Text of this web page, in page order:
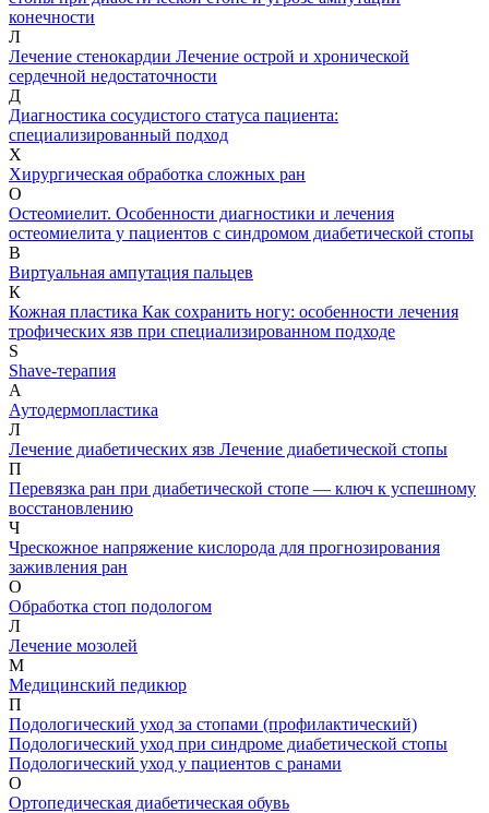
конечности
Л
Лечение стенокардии Лечение острой и хронической
сердечной недостаточности
Д
Диагностика сосудистого статуса пациента:
специализированный подход
Х
Хирургическая обработка сложных ран
О
Остеомиелит. Особенности диагностики и лечения
остеомиелита у пациентов с синдромом диабетической стопы
В
Виртуальная ампутация пальцев
К
Кожная пластика Как сохранить ногу: особенности лечения
трофических язв при специализированном подходе
S
Shave-терапия
А
Аутодермопластика
Л
Лечение диабетических язв Лечение диабетической стопы
П
Перевязка ран при диабетической стопе — ключ к успешному
восстановлению
Ч
Чрескожное напряжение кислорода для прогнозирования
заживления ран
О
Обработка стоп подологом
Л
Лечение мозолей
М
Медицинский педикюр
П
Подологический уход за стопами (профилактический)
Подологический уход при синдроме диабетической стопы
Подологический уход у пациентов с ранами
О
Ортопедическая диабетическая обувь